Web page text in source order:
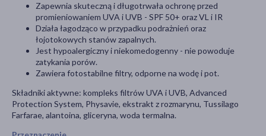
Zapewnia skuteczną i długotrwała ochronę przed
promieniowaniem UVA i UVB - SPF 50+ oraz VL i IR
Działa łagodząco w przypadku podrażnień oraz
łojotokowych stanów zapalnych.
Jest hypoalergiczny i niekomedogenny - nie powoduje
zatykania porów.
Zawiera fotostabilne filtry, odporne na wodę i pot.
Składniki aktywne: kompleks filtrów UVA i UVB, Advanced
Protection System, Physavie, ekstrakt z rozmarynu, Tussilago
Farfarae, alantoina, gliceryna, woda termalna.